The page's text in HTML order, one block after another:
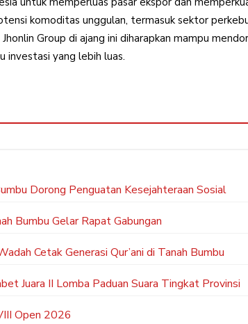
komoditas unggulan, termasuk sektor
Group di ajang ini diharapkan mampu
investasi yang lebih luas.
Dorong Penguatan Kesejahteraan Sosial
Bumbu Gelar Rapat Gabungan
Cetak Generasi Qur’ani di Tanah Bumbu
Juara II Lomba Paduan Suara Tingkat Provinsi
Open 2026